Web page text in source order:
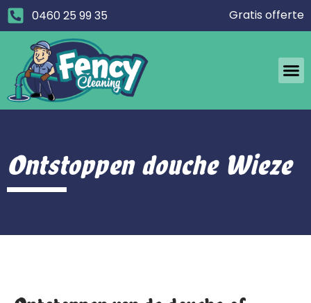
0460 25 99 35 Gratis offerte
Ontstoppen douche Wieze